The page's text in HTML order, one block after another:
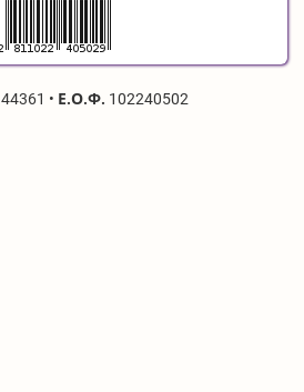
• Ε.Ο.Φ. 102240502